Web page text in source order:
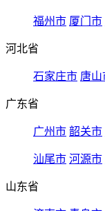
福州市 厦门市
河北省
石家庄市 唐山
广东省
广州市 韶关市
汕尾市 河源市
山东省